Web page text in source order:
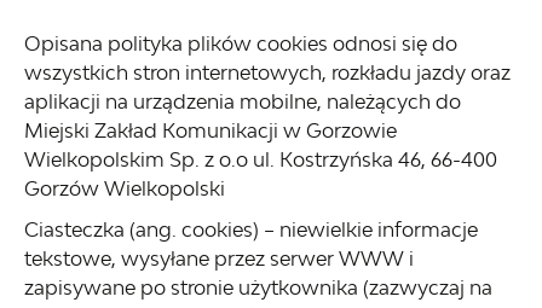
Opisana polityka plików cookies odnosi się do
wszystkich stron internetowych, rozkładu jazdy oraz
aplikacji na urządzenia mobilne, należących do
Miejski Zakład Komunikacji w Gorzowie
Wielkopolskim Sp. z o.o ul. Kostrzyńska 46, 66-400
Gorzów Wielkopolski
Ciasteczka (ang. cookies) – niewielkie informacje
tekstowe, wysyłane przez serwer WWW i
zapisywane po stronie użytkownika (zazwyczaj na